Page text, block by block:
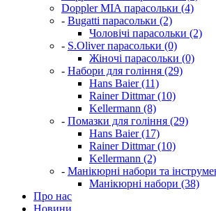
Doppler MIA парасольки (4)
- Bugatti парасольки (2)
Чоловічі парасольки (2)
- S.Oliver парасольки (0)
Жіночі парасольки (0)
- Набори для гоління (29)
Hans Baier (11)
Rainer Dittmar (10)
Kellermann (8)
- Помазки для гоління (29)
Hans Baier (17)
Rainer Dittmar (10)
Kellermann (2)
- Манікюрні набори та
Манікюрні набори (38)
Про нас
Новини